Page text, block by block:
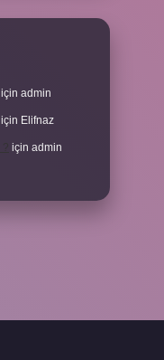
için admin
için Elifnaz
için admin